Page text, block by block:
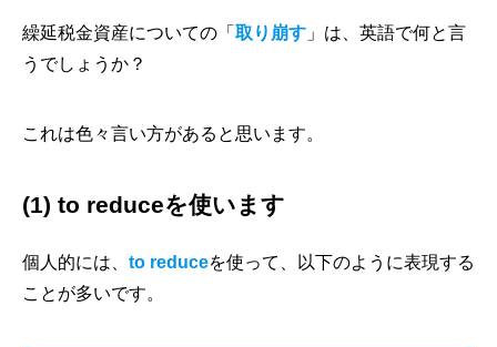
繰延税金資産についての「 取り崩す 」は、英語で何と言
うでしょうか？
これは色々言い方があると思います。
(1) to reduceを使います
個人的には、 to reduceを使って、以下のように表現する
ことが多いです。